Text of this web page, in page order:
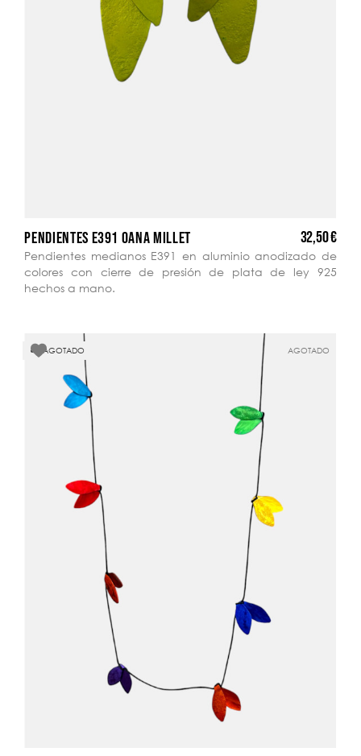
PENDIENTES E391 OANA MILLET 32,50 €
Pendientes medianos E391 en aluminio anodizado de
colores con cierre de presión de plata de ley 925
hechos a mano.
AGOTADO AGOTADO